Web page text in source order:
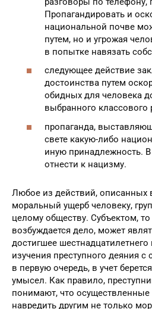
распространяться при
источников: средства
разговоры по телефону,
Пропагандировать и
национальной почве
путем, но и угрожая
в попытке навязать
следующее действие
достоинства путем
обидных для человека
выбранного классового
пропаганда,
свете какую-либо
отнести к нацизму.
Любое из действий,
моральный ущерб человеку,
целому обществу. Субъектом, то
возбуждается дело, может
достигшее
изучения преступного деяния с
в первую очередь, в учет